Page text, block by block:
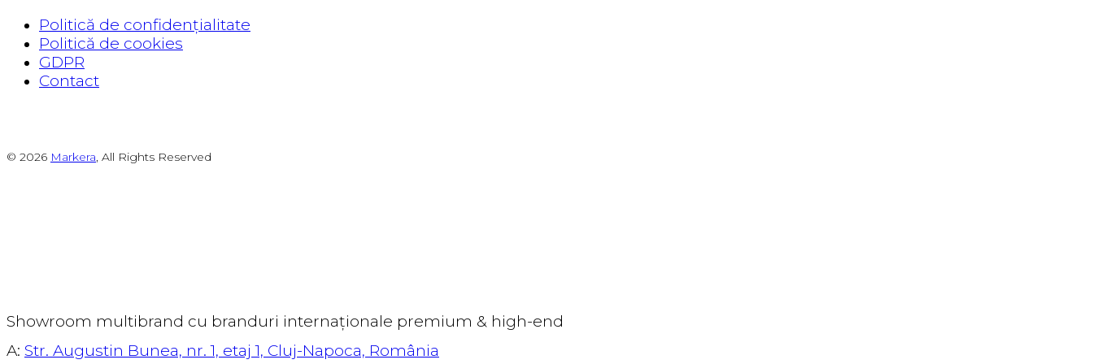
Politică de confidențialitate
Politică de cookies
GDPR
Contact
© 2026 Markera, All Rights Reserved
Showroom multibrand cu branduri internaționale premium & high-end
A: Str. Augustin Bunea, nr. 1, etaj 1, Cluj-Napoca, România